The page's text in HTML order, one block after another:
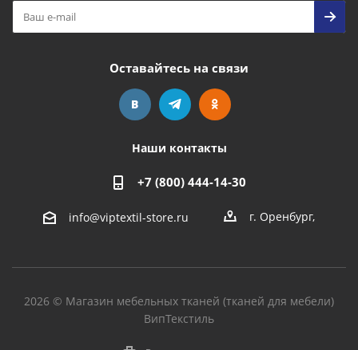
Оставайтесь на связи
Наши контакты
+7 (800) 444-14-30
info@viptextil-store.ru г. Оренбург,
2026 © Магазин мебельных тканей (тканей для мебели)
ВипТекстиль